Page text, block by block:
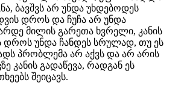
ბავშვს არ უნდა უხდებოდეს
დროს და ჩუჩა არ უნდა
მილის გარეთა ხვრელი, კანის
დროს უნდა ჩანდეს სრულად, თუ ეს
პრობლემა არ აქვს და არ არის
კანის გადაწევა, რადგან ეს
შეიცავს.